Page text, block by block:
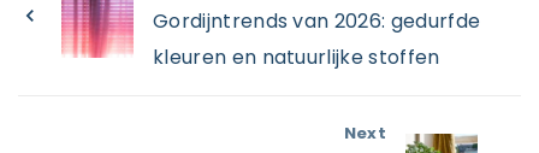
Gordijntrends van 2026: gedurfde
kleuren en natuurlijke stoffen
Next